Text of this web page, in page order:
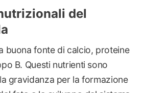
del
buona fonte di calcio, proteine
B. Questi nutrienti sono
gravidanza per la formazione